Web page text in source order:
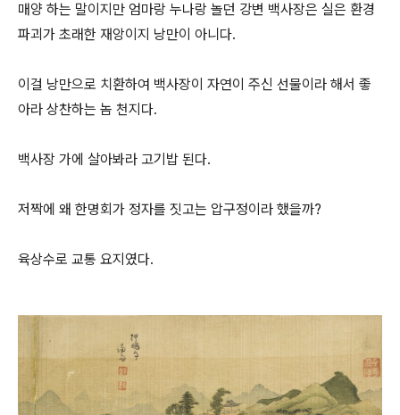
매양 하는 말이지만 엄마랑 누나랑 놀던 강변 백사장은 실은 환경
파괴가 초래한 재앙이지 낭만이 아니다.
이걸 낭만으로 치환하여 백사장이 자연이 주신 선물이라 해서 좋
아라 상찬하는 놈 천지다.
백사장 가에 살아봐라 고기밥 된다.
저짝에 왜 한명회가 정자를 짓고는 압구정이라 했을까?
육상수로 교통 요지였다.